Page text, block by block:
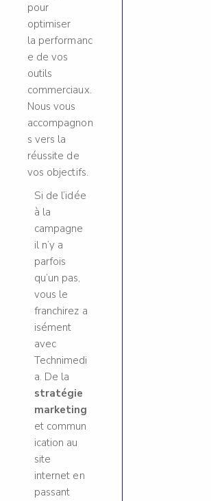
pour
optimiser
la performanc
e de vos
outils
commerciaux.
Nous vous
accompagnon
s vers la
réussite de
vos objectifs.
Si de l’idée
à la
campagne
il n’y a
parfois
qu’un pas,
vous le
franchirez a
isément
avec
Technimedi
a. De la
stratégie
marketing
et commun
ication au
site
internet en
passant